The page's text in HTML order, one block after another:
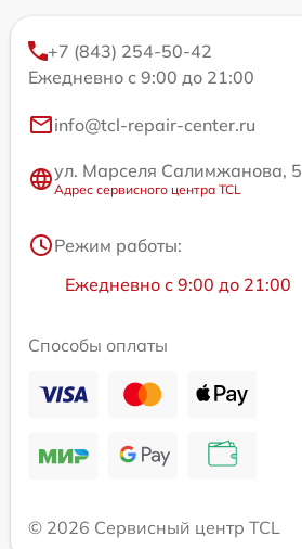
+7 (843) 254-50-42
Ежедневно с 9:00 до 21:00
info@tcl-repair-center.ru
ул. Марселя Салимжанова, 5
Адрес сервисного центра TCL
Режим работы:
Ежедневно с 9:00 до 21:00
Способы оплаты
© 2026 Сервисный центр TCL